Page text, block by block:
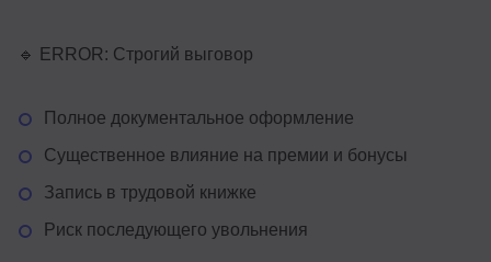
🔹 ERROR: Строгий выговор
Полное документальное оформление
Существенное влияние на премии и бонусы
Запись в трудовой книжке
Риск последующего увольнения